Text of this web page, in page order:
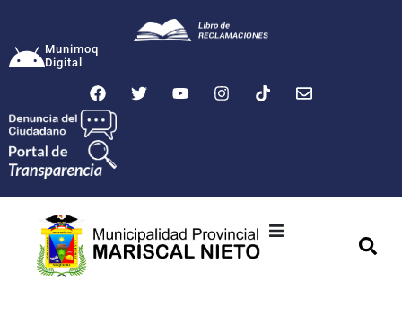
Munimoq
Digital